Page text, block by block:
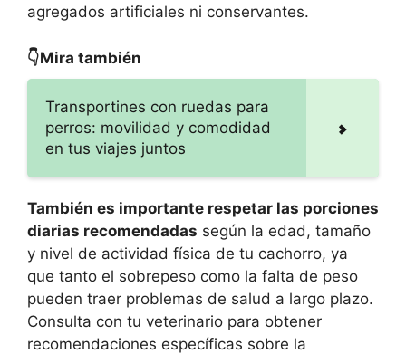
agregados artificiales ni conservantes.
👇Mira también
Transportines con ruedas para
perros: movilidad y comodidad
en tus viajes juntos
También es importante respetar las porciones
diarias recomendadas según la edad, tamaño
y nivel de actividad física de tu cachorro, ya
que tanto el sobrepeso como la falta de peso
pueden traer problemas de salud a largo plazo.
Consulta con tu veterinario para obtener
recomendaciones específicas sobre la